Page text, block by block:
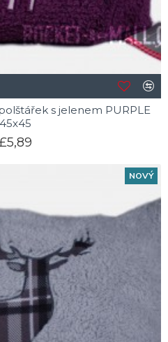
s jelenem PURPLE
45x45
NOVÝ